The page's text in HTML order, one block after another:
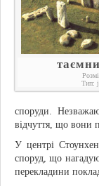
Тип:
споруди.
відчуття, що вони
У центрі
споруд, що
перекладини